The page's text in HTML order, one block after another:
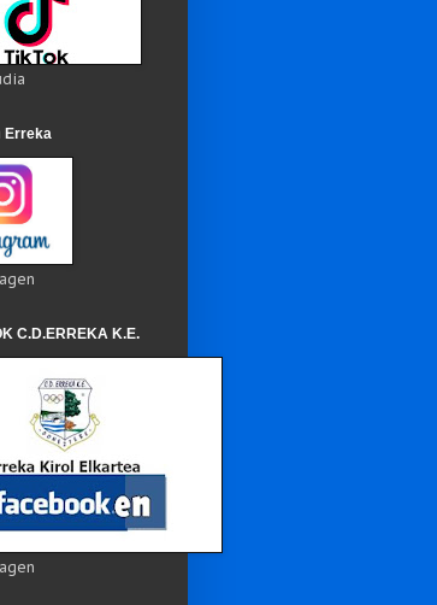
Erreka
C.D.ERREKA K.E.